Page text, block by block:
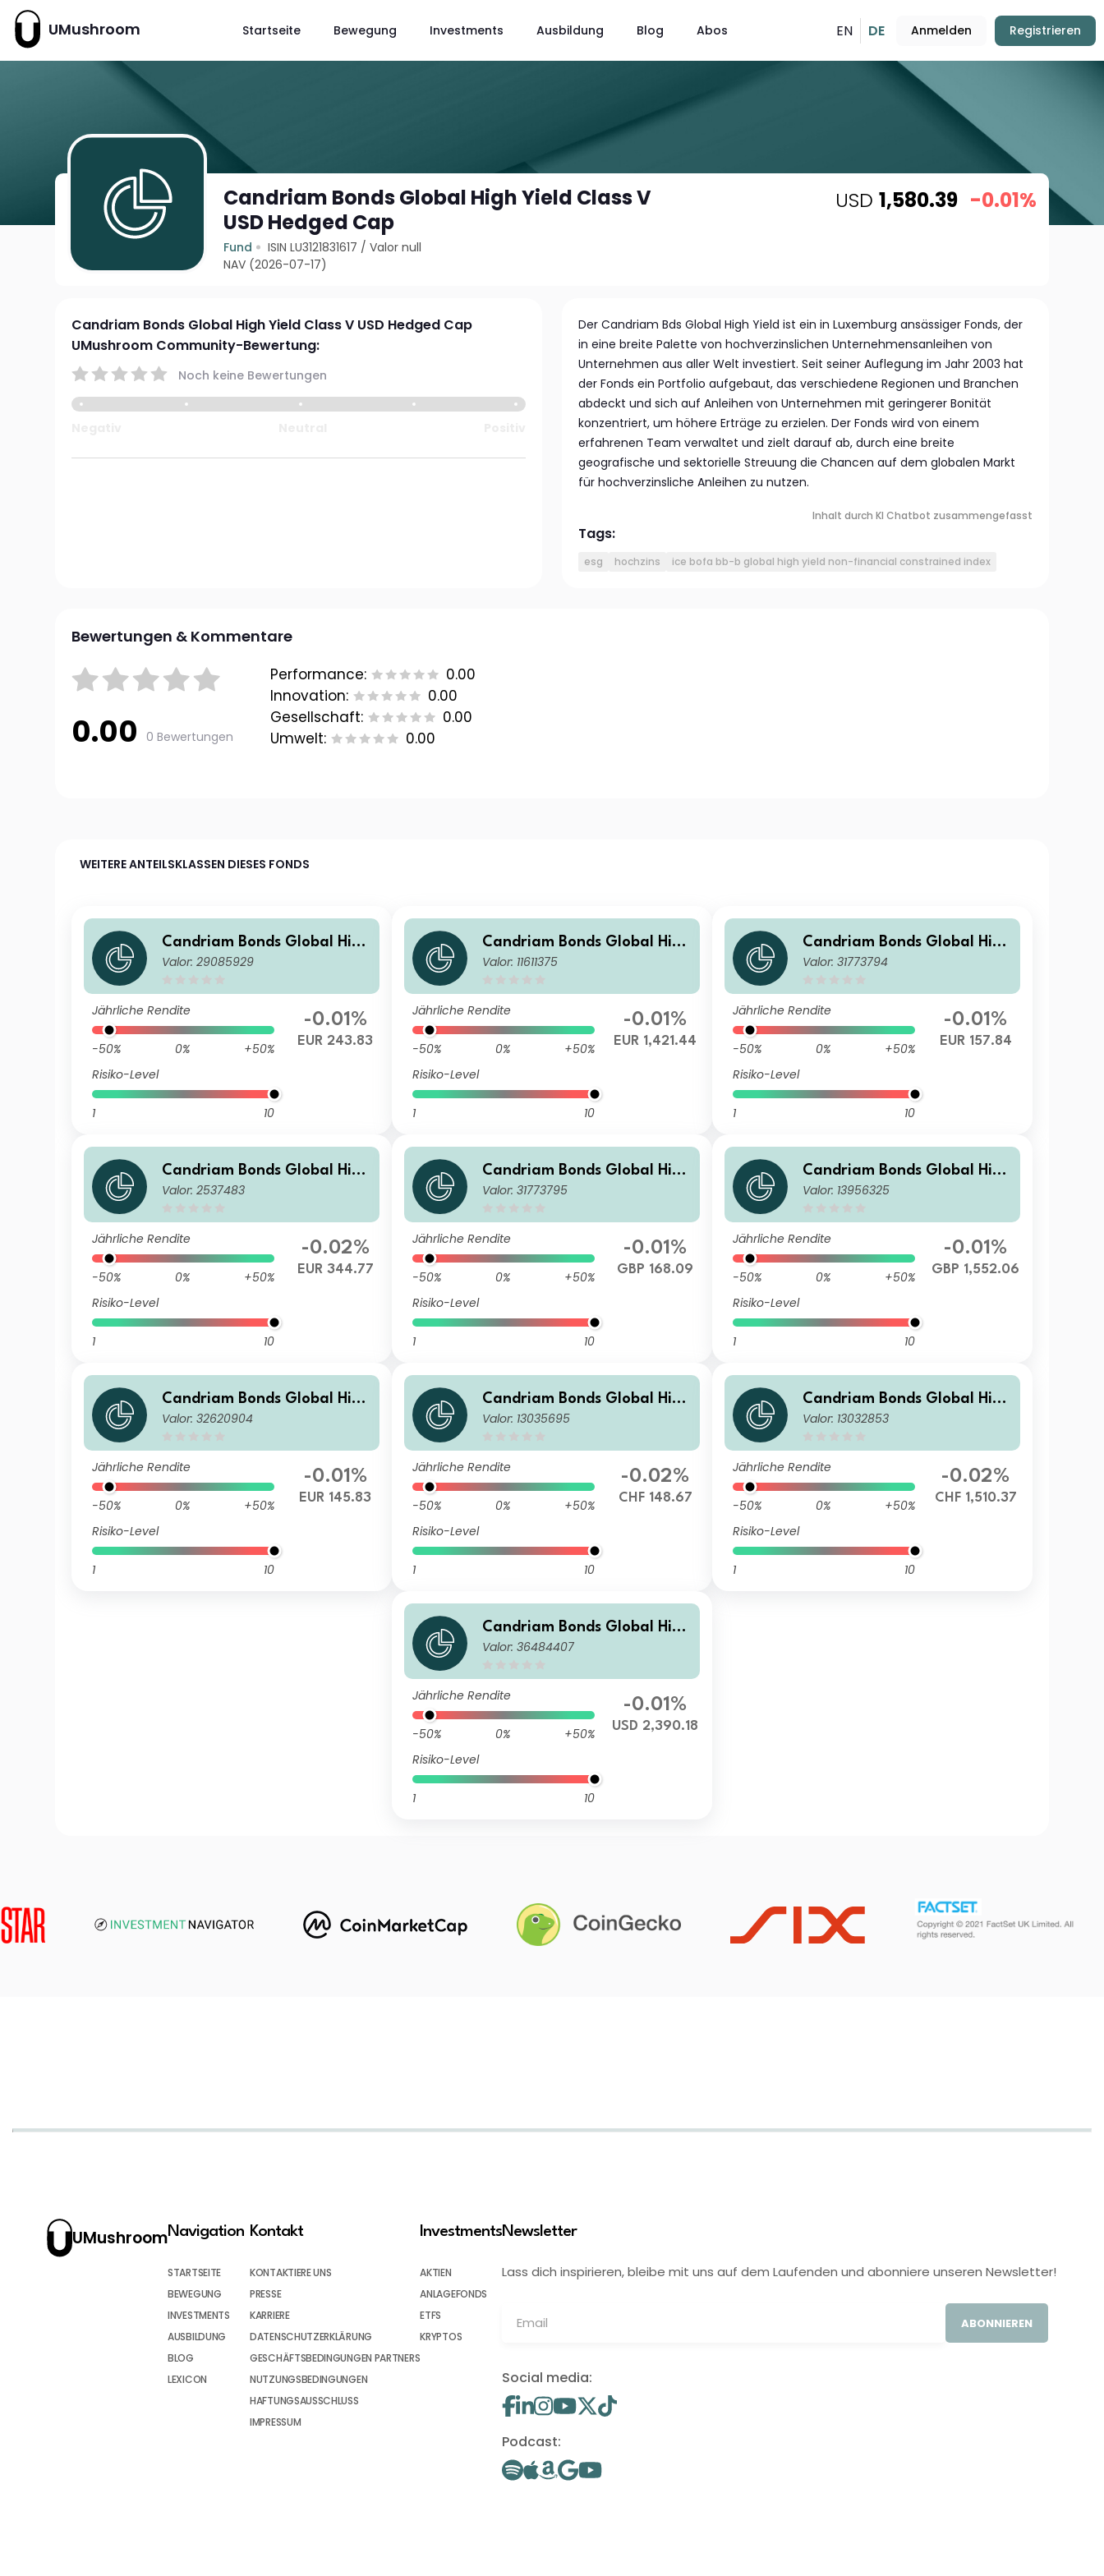
UMushroom Startseite Bewegung Investments Ausbildung Blog Abos EN DE Anmelden Registrieren
Candriam Bonds Global High Yield Class V
USD Hedged Cap
Fund ISIN LU3121831617 /Valor null
NAV (2026-07-17)
USD 1,580.39 -0.01%
Candriam Bonds Global High Yield Class V USD Hedged Cap
UMushroom Community-Bewertung:
Noch keine Bewertungen
Der Candriam Bds Global High Yield ist ein in Luxemburg ansässiger Fonds, der
in eine breite Palette von hochverzinslichen Unternehmensanleihen von
Unternehmen aus aller Welt investiert. Seit seiner Auflegung im Jahr 2003 hat
der Fonds ein Portfolio aufgebaut, das verschiedene Regionen und Branchen
abdeckt und sich auf Anleihen von Unternehmen mit geringerer Bonität
konzentriert, um höhere Erträge zu erzielen. Der Fonds wird von einem
erfahrenen Team verwaltet und zielt darauf ab, durch eine breite
geografische und sektorielle Streuung die Chancen auf dem globalen Markt
für hochverzinsliche Anleihen zu nutzen.
Inhalt durch KI Chatbot zusammengefasst
Tags:
esg hochzins ice bofa bb-b global high yield non-financial constrained index
Bewertungen & Kommentare
0.00 0 Bewertungen
Performance:
0.00
Innovation:
0.00
Gesellschaft:
0.00
Umwelt:
0.00
WEITERE ANTEILSKLASSEN DIESES FONDS
Candriam Bonds Global High
Yield Class R EUR Cap
Valor: 29085929
Jährliche Rendite
-50% 0%
+50%
Risiko-Level
1 10
-0.01%
EUR 243.83
Candriam Bonds Global High
Yield Class V EUR Dis
Valor: 11611375
Jährliche Rendite
-50% 0%
+50%
Risiko-Level
1 10
-0.01%
EUR 1,421.44
Candriam Bonds Global High
Yield R(Q) EUR Dis
Valor: 31773794
Jährliche Rendite
-50% 0%
+50%
Risiko-Level
1 10
-0.01%
EUR 157.84
Candriam Bonds Global High
Yield Class Z EUR Cap
Valor: 2537483
Jährliche Rendite
-50% 0%
+50%
Risiko-Level
1 10
-0.02%
EUR 344.77
Candriam Bonds Global High
Yield Class R(Q)-H GBP Dis
Valor: 31773795
Jährliche Rendite
-50% 0%
+50%
Risiko-Level
1 10
-0.01%
GBP 168.09
Candriam Bonds Global High
Yield Class S(Q) H GBP Dis
Valor: 13956325
Jährliche Rendite
-50% 0%
+50%
Risiko-Level
1 10
-0.01%
GBP 1,552.06
Candriam Bonds Global High
Yield Class R2 EUR Dis
Valor: 32620904
Jährliche Rendite
-50% 0%
+50%
Risiko-Level
1 10
-0.01%
EUR 145.83
Candriam Bonds Global High
Yield Class R CHF Hedged Ca
Valor: 13035695
Jährliche Rendite
-50% 0%
+50%
Risiko-Level
1 10
-0.02%
CHF 148.67
Candriam Bonds Global High
Yield Class V CHF Hedged Ca
Valor: 13032853
Jährliche Rendite
-50% 0%
+50%
Risiko-Level
1 10
-0.02%
CHF 1,510.37
Candriam Bonds Global High
Yield I USD Cap
Valor: 36484407
Jährliche Rendite
-50% 0%
+50%
Risiko-Level
1 10
-0.01%
USD 2,390.18
UMushroomNavigation
STARTSEITE
BEWEGUNG
INVESTMENTS
AUSBILDUNG
BLOG
LEXICON
Kontakt
KONTAKTIERE UNS
PRESSE
KARRIERE
DATENSCHUTZERKLÄRUNG
GESCHÄFTSBEDINGUNGEN PARTNERS
NUTZUNGSBEDINGUNGEN
HAFTUNGSAUSSCHLUSS
IMPRESSUM
Investments
AKTIEN
ANLAGEFONDS
ETFS
KRYPTOS
Newsletter
Lass dich inspirieren, bleibe mit uns auf dem Laufenden und abonniere unseren Newsletter!
ABONNIEREN
Social media:
Podcast: